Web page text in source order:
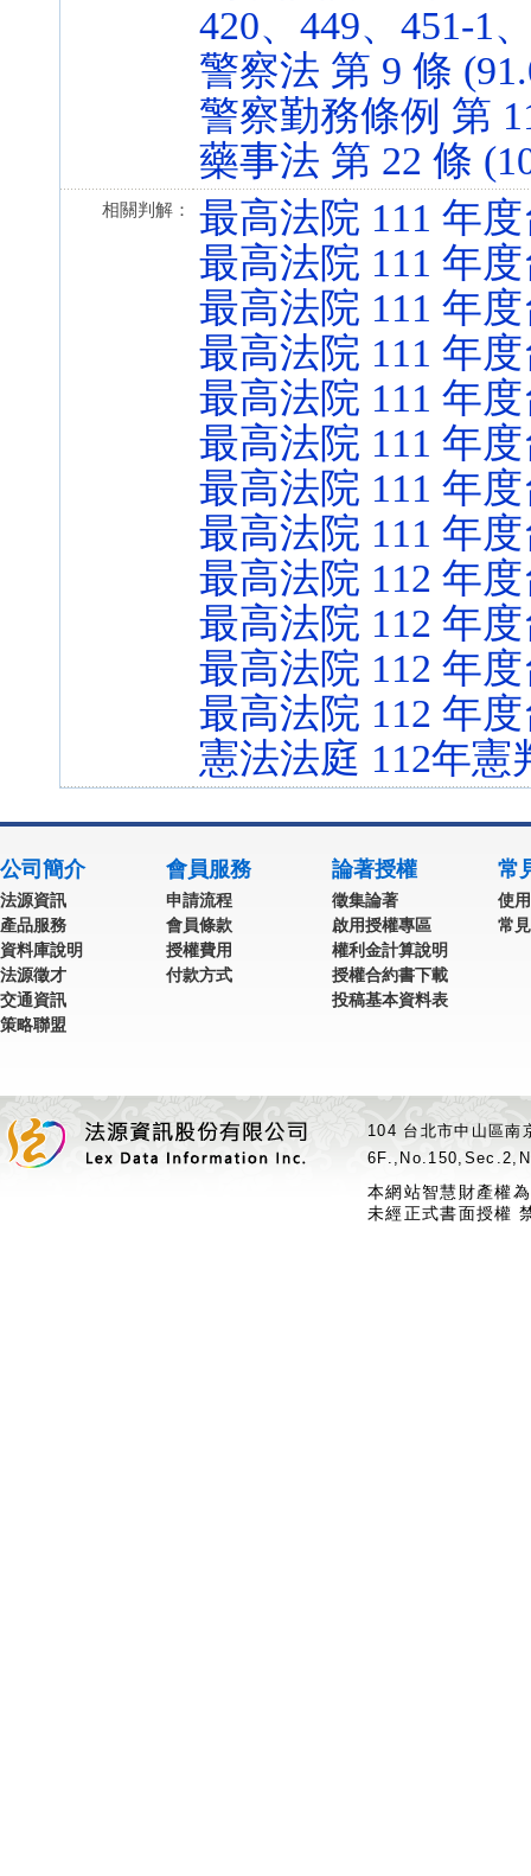
420、449、451-1
警察法 第 9 條
警察勤務條例 第
藥事法 第 22 條
相關判解：
最高法院 111 年
最高法院 111 年
最高法院 111 年
最高法院 111 年
最高法院 111 年
最高法院 111 年
最高法院 111 年
最高法院 111 年
最高法院 112 年
最高法院 112 年
最高法院 112 年
最高法院 112 年
憲法法庭 112年憲
公司簡介
法源資訊
產品服務
資料庫說明
法源徵才
交通資訊
策略聯盟
會員服務
申請流程
會員條款
授權費用
付款方式
論著授權
徵集論著
啟用授權專區
權利金計算說明
授權合約書下載
投稿基本資料表
常
使
常
104 台北市中山區
本網站智慧財產權
未經正式書面授權